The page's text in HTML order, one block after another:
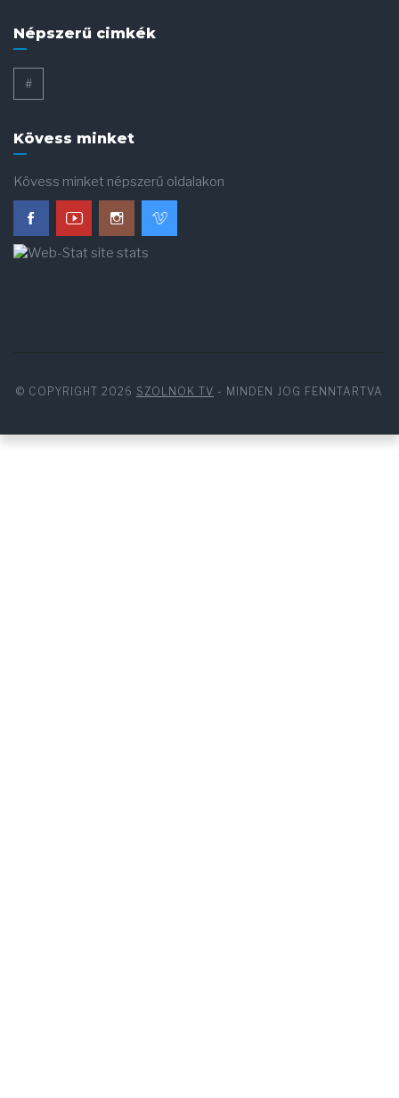
Népszerű cimkék
#
Kövess minket
Kövess minket népszerű oldalakon
© COPYRIGHT 2026 SZOLNOK TV - MINDEN JOG FENNTARTVA